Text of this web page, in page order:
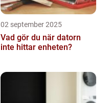
02 september 2025
Vad gör du när datorn
inte hittar enheten?